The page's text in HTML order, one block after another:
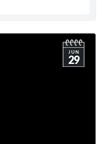
JUN
29